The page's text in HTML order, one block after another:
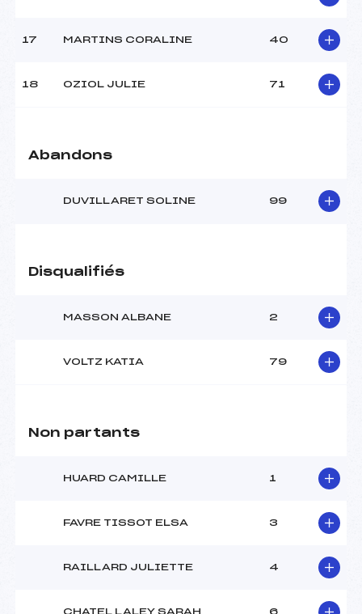
255.0000
Catégorie :
Pou+Ben
17 MARTINS CORALINE 40
18 OZIOL JULIE 71
Abandons
DUVILLARET SOLINE 99
Disqualifiés
MASSON ALBANE 2
VOLTZ KATIA 79
Non partants
HUARD CAMILLE 1
FAVRE TISSOT ELSA 3
RAILLARD JULIETTE 4
CHATEL LALEY SARAH 6